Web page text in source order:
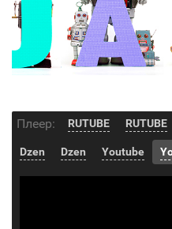
Плеер: RUTUBE RUTUBE
Dzen Dzen Youtube